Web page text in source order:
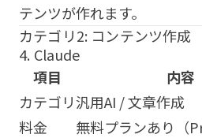
テンツが作れます。
カテゴリ2: コンテンツ作成
4. Claude
項目
内容
カテゴリ汎用AI / 文章作成
料金
無料プランあり（